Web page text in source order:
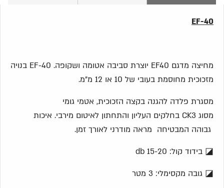
EF-40
מחיצה מדגם EF40 יוצרת סביבה אטומה ושקופה. EF-40
בנויה
מזכוכית מחוסמת בעובי של 10 או 12 מ"מ.
מסגרת פלדה להגנה בקצה הזכוכית, אטמי גומי
מסוג CK3 בחלקים העליון והתחתון לאיטום מירבי. איכות
גבוהה המבטיחה מראה מודרני לאורך זמן.
◪ בידוד קול: 15-20
db
◪ גובה מקסימלי: 3 מטר